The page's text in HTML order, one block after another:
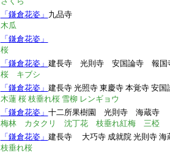
「鎌倉花姿」 九品寺
木瓜
「鎌倉花姿」
桜
「鎌倉花姿」 建長寺 光則寺 安国論寺 報
桜 キブシ
「鎌倉花姿」 建長寺 光照寺 東慶寺 本覚寺 安国
木蓮 桜 枝垂れ桜 雪柳 レンギョウ
「鎌倉花姿」 十二所果樹園 光則寺 海蔵寺
梅林 カタクリ 沈丁花 枝垂れ紅梅 三椏
「鎌倉花姿」 建長寺
大巧寺 成就院 光則寺
枝垂れ桜